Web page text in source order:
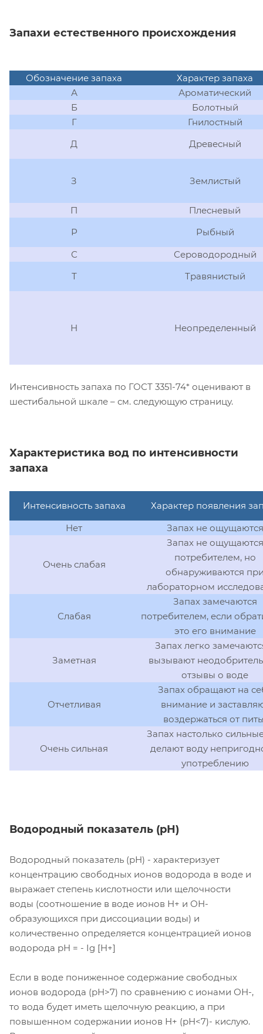
Запахи естественного происхождения
Обозначение запаха
Характер запаха
А
Ароматический
Б
Болотный
Г
Гнилостный
Д
Древесный
З Землистый
П
Плесневый
Р
Рыбный
С
Сероводородный
Т
Травянистый
Н Неопределенный
Интенсивность запаха по ГОСТ 3351-74* оценивают в
шестибальной шкале – см. следующую страницу.
Характеристика вод по интенсивности
запаха
Интенсивность запаха
Характер появления
Нет
Запах не ощущаются
Очень слабая
Запах не ощущаются
потребителем, но
обнаруживаются
лабораторном
Слабая
Запах замечаются
потребителем, если
это его внимание
Заметная
Запах легко
вызывают
отзывы о воде
Отчетливая
Запах обращают на
внимание и
воздержаться от
Очень сильная
Запах настолько
делают воду
употреблению
Водородный показатель (рН)
Водородный показатель (рН) - характеризует
концентрацию свободных ионов водорода в воде и
выражает степень кислотности или щелочности
воды (соотношение в воде ионов Н+ и ОН-
образующихся при диссоциации воды) и
количественно определяется концентрацией ионов
водорода pH = - Ig [H+]
Если в воде пониженное содержание свободных
ионов водорода (рН>7) по сравнению с ионами ОН-,
то вода будет иметь щелочную реакцию, а при
повышенном содержании ионов Н+ (рН<7)- кислую.